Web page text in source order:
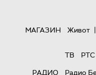
МАГАЗИН
Живот |
ТВ
РТС
РАДИО
Радио